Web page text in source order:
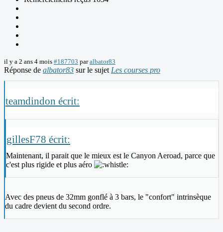
il y a 2 ans 4 mois #187703 paralbator83
Réponse de albator83 sur le sujet Les courses pro
teamdindon écrit:
gillesF78 écrit:
Maintenant, il parait que le mieux est le Canyon Aeroad, parce que
c'est plus rigide et plus aéro
Avec des pneus de 32mm gonflé à 3 bars, le "confort" intrinsèque
du cadre devient du second ordre.